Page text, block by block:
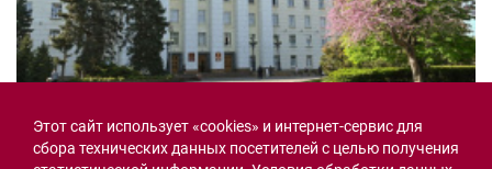
Семьи героев СВО с временной регистрацией
Этот сайт использует «cookies» и интернет-сервис для
сбора технических данных посетителей с целью получения